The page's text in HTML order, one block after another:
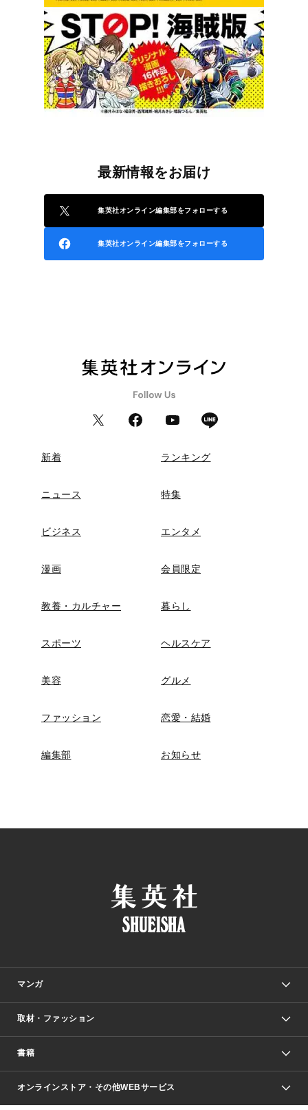
最新情報をお届け
集英社オンライン編集部をフォローする
集英社オンライン編集部をフォローする
新着 ランキング
ニュース 特集
ビジネス エンタメ
漫画 会員限定
教養・カルチャー 暮らし
スポーツ ヘルスケア
美容 グルメ
ファッション 恋愛・結婚
編集部 お知らせ
マンガ
少年マンガ
Vジャンプ
週刊ヤングジャンプ
少女マンガ
取材・ファッション
Seventeen
芸能・情報・スポーツ
書籍
文芸・文庫・総合
オンラインストア・その他WEBサービス